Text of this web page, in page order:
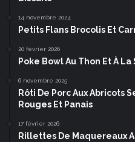
14 novembre 2024
Petits Flans Brocolis Et
20 février 2026
Poke Bowl Au Thon Et À
6 novembre 2025
Rôti De Porc Aux Abricots
Rouges Et Panais
17 février 2026
Rillettes De Maquereaux